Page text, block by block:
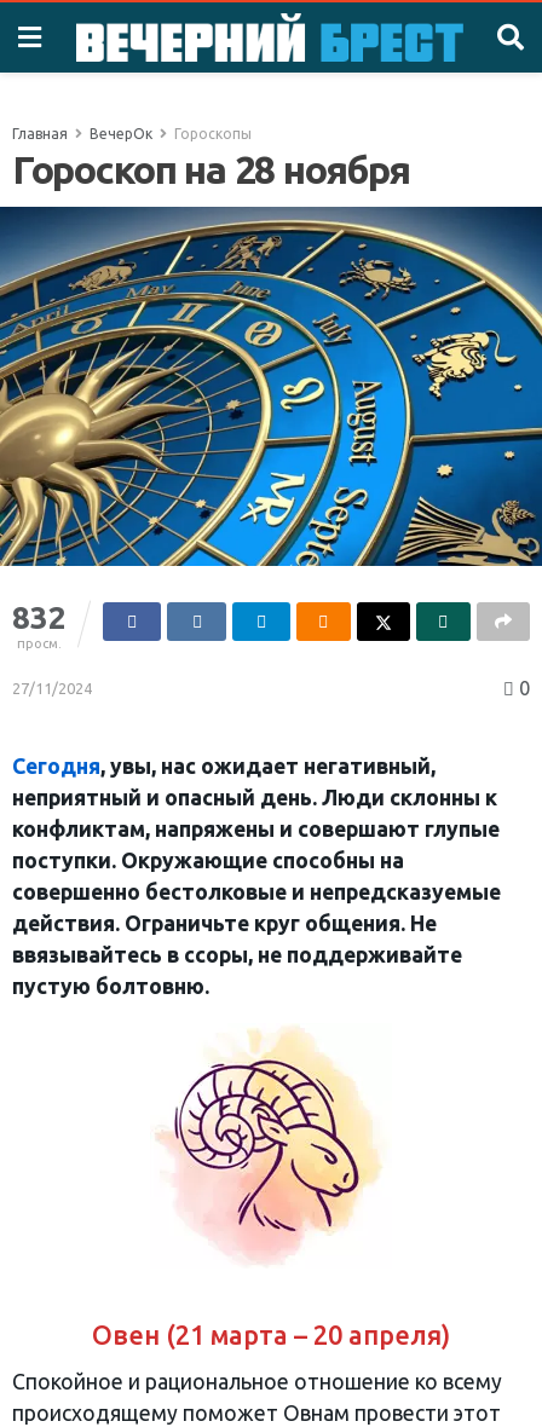
Главная ВечерОк Гороскопы
Гороскоп на 28 ноября
832
просм.
27/11/2024 0
Сегодня, увы, нас ожидает негативный,
неприятный и опасный день. Люди склонны к
конфликтам, напряжены и совершают глупые
поступки. Окружающие способны на
совершенно бестолковые и непредсказуемые
действия. Ограничьте круг общения. Не
ввязывайтесь в ссоры, не поддерживайте
пустую болтовню.
Овен (21 марта – 20 апреля)
Спокойное и рациональное отношение ко всему
происходящему поможет Овнам провести этот